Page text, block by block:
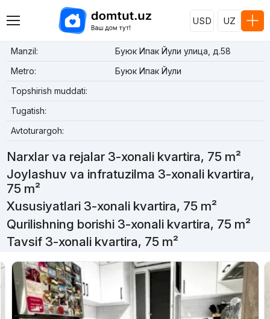
USD UZ
Manzil:
Буюк Ипак Йули улица, д.58
Metro:
Буюк Ипак Йули
Topshirish muddati:
Tugatish:
Avtoturargoh:
Narxlar va rejalar 3-xonali kvartira, 75 m²
Joylashuv va infratuzilma 3-xonali kvartira,
75 m²
Xususiyatlari 3-xonali kvartira, 75 m²
Qurilishning borishi 3-xonali kvartira, 75 m²
Tavsif 3-xonali kvartira, 75 m²